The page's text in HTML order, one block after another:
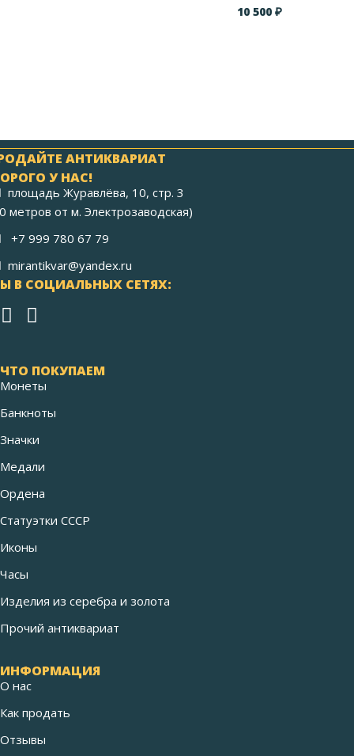
10 500 ₽
АНТИКВАРИАТ
У НАС!
площадь Журавлёва, 10, стр. 3
метров от м. Электрозаводская)
+7 999 780 67 79
mirantikvar@yandex.ru
В СОЦИАЛЬНЫХ СЕТЯХ:
ЧТО ПОКУПАЕМ
Монеты
Банкноты
Значки
Медали
Ордена
Статуэтки СССР
Иконы
Часы
Изделия из серебра и золота
Прочий антиквариат
ИНФОРМАЦИЯ
О нас
Как продать
Отзывы